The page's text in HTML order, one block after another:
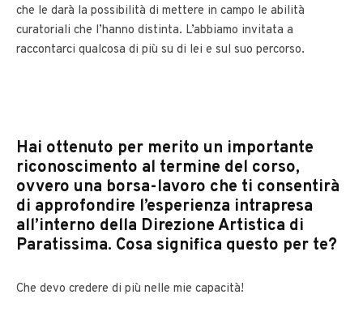
che le darà la possibilità di mettere in campo le abilità
curatoriali che l’hanno distinta. L’abbiamo invitata a
raccontarci qualcosa di più su di lei e sul suo percorso.
Hai ottenuto per merito un importante
riconoscimento al termine del corso,
ovvero una borsa-lavoro che ti consentirà
di approfondire l’esperienza intrapresa
all’interno della Direzione Artistica di
Paratissima. Cosa significa questo per te?
Che devo credere di più nelle mie capacità!